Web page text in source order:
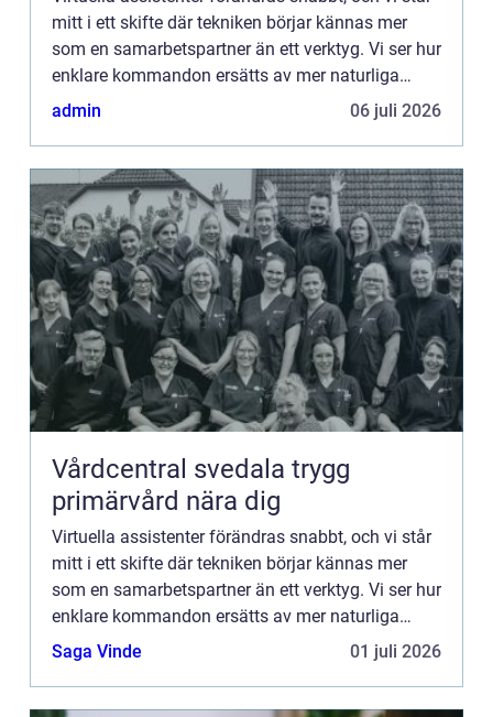
mitt i ett skifte där tekniken börjar kännas mer
som en samarbetspartner än ett verktyg. Vi ser hur
enklare kommandon ersätts av mer naturliga
samtal, och hu...
admin 06 juli 2026
Vårdcentral svedala trygg
primärvård nära dig
Virtuella assistenter förändras snabbt, och vi står
mitt i ett skifte där tekniken börjar kännas mer
som en samarbetspartner än ett verktyg. Vi ser hur
enklare kommandon ersätts av mer naturliga
samtal, och hu...
Saga Vinde 01 juli 2026